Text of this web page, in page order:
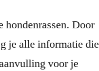
hondenrassen. Door
je alle informatie die
voor je